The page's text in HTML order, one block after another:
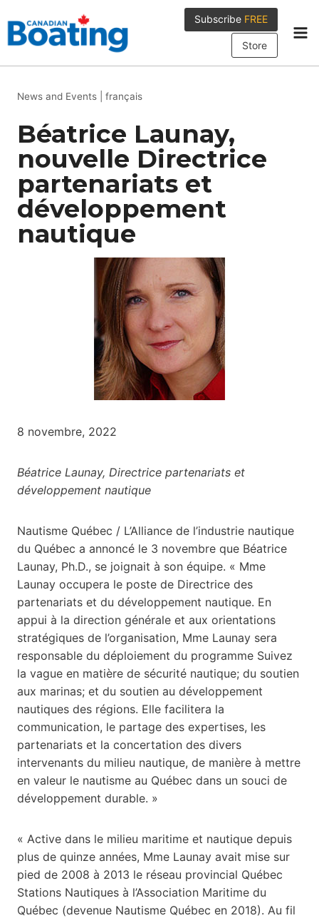
to
content
Subscribe FREE
Store
News and Events français
Béatrice Launay,
nouvelle Directrice
partenariats et
développement
nautique
8 novembre, 2022
Béatrice Launay, Directrice partenariats et
développement nautique
Nautisme Québec / L’Alliance de l’industrie nautique
du Québec a annoncé le 3 novembre que Béatrice
Launay, Ph.D., se joignait à son équipe. « Mme
Launay occupera le poste de Directrice des
partenariats et du développement nautique. En
appui à la direction générale et aux orientations
stratégiques de l’organisation, Mme Launay sera
responsable du déploiement du programme Suivez
la vague en matière de sécurité nautique; du soutien
aux marinas; et du soutien au développement
nautiques des régions. Elle facilitera la
communication, le partage des expertises, les
partenariats et la concertation des divers
intervenants du milieu nautique, de manière à mettre
en valeur le nautisme au Québec dans un souci de
développement durable. »
« Active dans le milieu maritime et nautique depuis
plus de quinze années, Mme Launay avait mise sur
pied de 2008 à 2013 le réseau provincial Québec
Stations Nautiques à l’Association Maritime du
Québec (devenue Nautisme Québec en 2018). Au fil